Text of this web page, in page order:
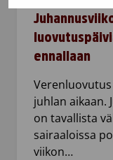
ennallaan
juhlan aikaan.
on tavallista
sairaaloissa
viikon…